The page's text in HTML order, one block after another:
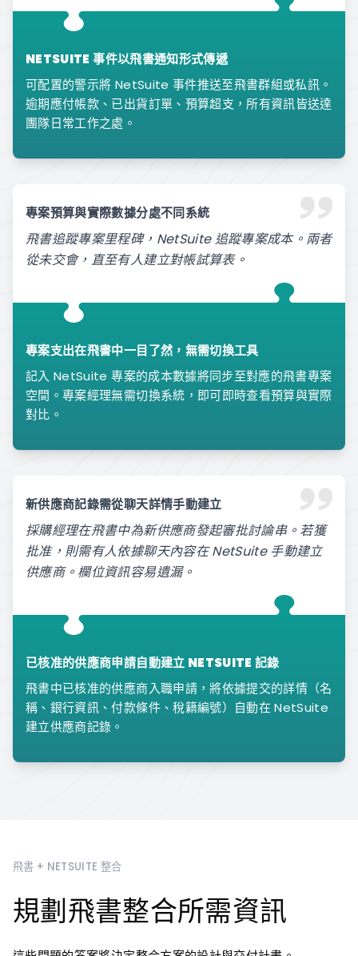
NETSUITE 事件以飛書通知形式傳遞
可配置的警示將 NetSuite 事件推送至飛書群組或私訊。
逾期應付帳款、已出貨訂單、預算超支，所有資訊皆送達
團隊日常工作之處。
專案預算與實際數據分處不同系統
飛書追蹤專案里程碑，NetSuite 追蹤專案成本。兩者
從未交會，直至有人建立對帳試算表。
專案支出在飛書中一目了然，無需切換工具
記入 NetSuite 專案的成本數據將同步至對應的飛書專案
空間。專案經理無需切換系統，即可即時查看預算與實際
對比。
新供應商記錄需從聊天詳情手動建立
採購經理在飛書中為新供應商發起審批討論串。若獲
批准，則需有人依據聊天內容在 NetSuite 手動建立
供應商。欄位資訊容易遺漏。
已核准的供應商申請自動建立 NETSUITE 記錄
飛書中已核准的供應商入職申請，將依據提交的詳情（名
稱、銀行資訊、付款條件、稅籍編號）自動在 NetSuite
建立供應商記錄。
飛書 + NETSUITE 整合
規劃飛書整合所需資訊